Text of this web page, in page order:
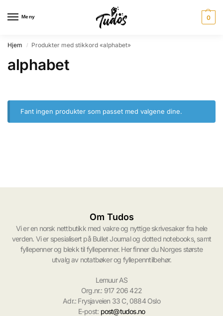
Meny 0
Hjem / Produkter med stikkord «alphabet»
alphabet
Fant ingen produkter som passet med valgene dine.
Om Tudos
Vi er en norsk nettbutikk med vakre og nyttige skrivesaker fra hele
verden. Vi er spesialisert på Bullet Journal og dotted notebooks, samt
fyllepenner og blekk til fyllepenner. Her finner du Norges største
utvalg av notatbøker og fyllepenntilbehør.
Lemuur AS
Org.nr.: 917 206 422
Adr.: Frysjaveien 33 C, 0884 Oslo
E-post: post@tudos.no